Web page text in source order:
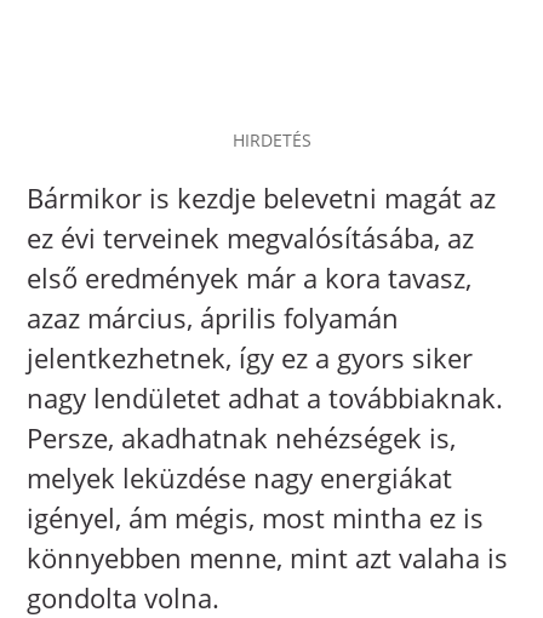
HIRDETÉS
Bármikor is kezdje belevetni magát az
ez évi terveinek megvalósításába, az
első eredmények már a kora tavasz,
azaz március, április folyamán
jelentkezhetnek, így ez a gyors siker
nagy lendületet adhat a továbbiaknak.
Persze, akadhatnak nehézségek is,
melyek leküzdése nagy energiákat
igényel, ám mégis, most mintha ez is
könnyebben menne, mint azt valaha is
gondolta volna.